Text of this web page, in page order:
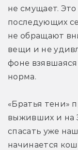
не смущает.
последующих
не обращают
вещи и не
фоне
норма.
«Братья тени»
выживших и на
спасать уже
начинается